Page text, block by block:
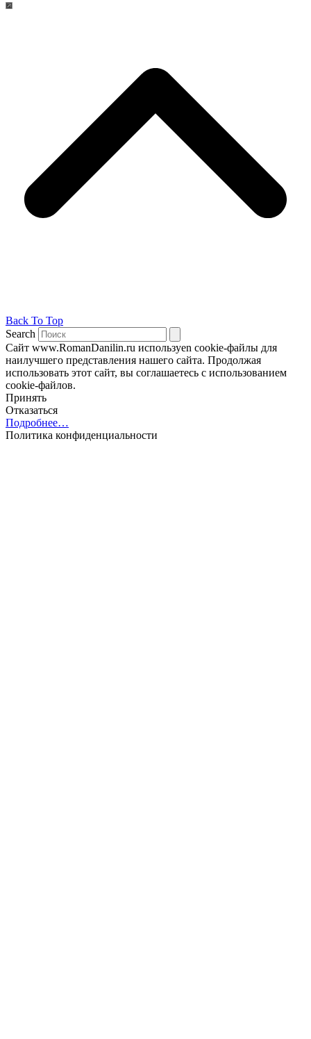
Back To Top
Search
Сайт www.RomanDanilin.ru используеn cookie-файлы для
наилучшего представления нашего сайта. Продолжая
использовать этот сайт, вы соглашаетесь с использованием
cookie-файлов.
Принять
Отказаться
Подробнее…
Политика конфиденциальности